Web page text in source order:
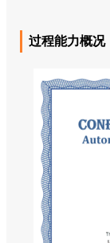
过程能力概况